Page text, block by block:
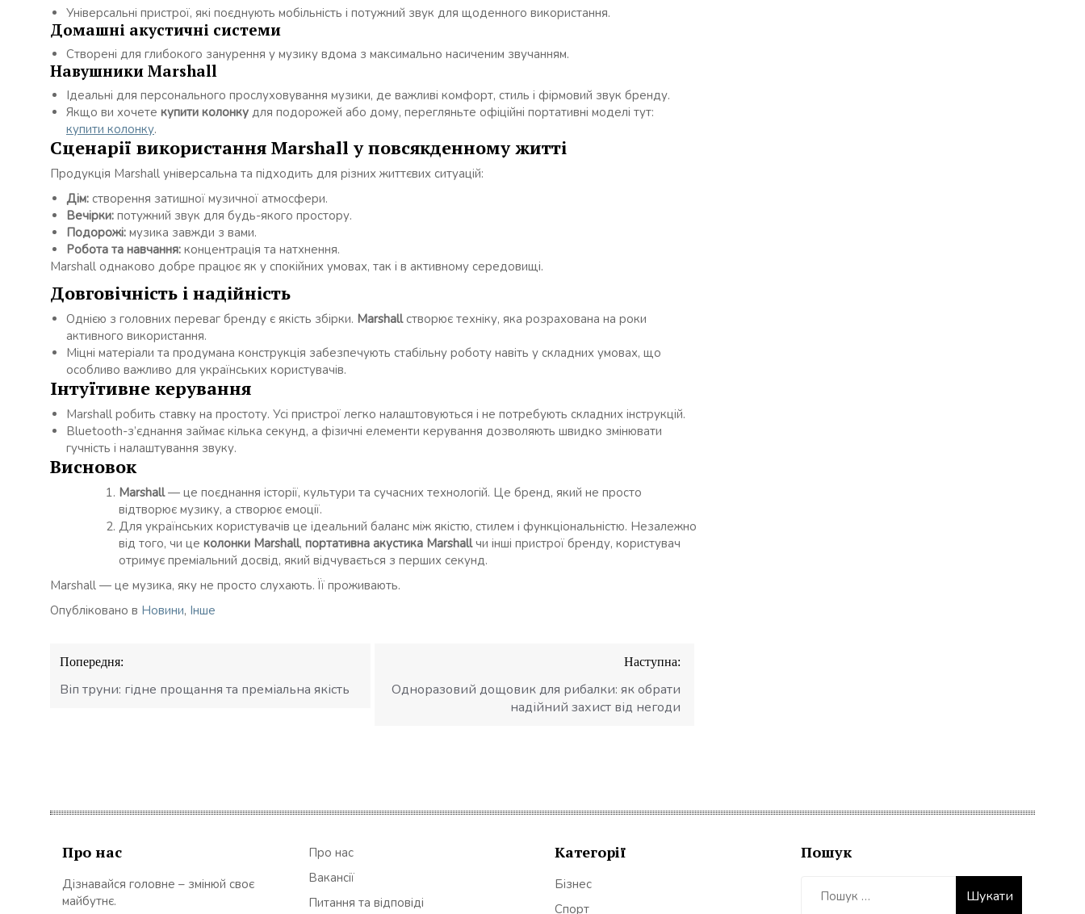
Універсальні пристрої, які поєднують мобільність і потужний звук для щоденного використання.
Домашні акустичні системи
Створені для глибокого занурення у музику вдома з максимально насиченим звучанням.
Навушники Marshall
Ідеальні для персонального прослуховування музики, де важливі комфорт, стиль і фірмовий звук бренду.
Якщо ви хочете купити колонку для подорожей або дому, перегляньте офіційні портативні моделі тут:
купити колонку.
Сценарії використання Marshall у повсякденному житті
Продукція Marshall універсальна та підходить для різних життєвих ситуацій:
Дім: створення затишної музичної атмосфери.
Вечірки: потужний звук для будь-якого простору.
Подорожі: музика завжди з вами.
Робота та навчання: концентрація та натхнення.
Marshall однаково добре працює як у спокійних умовах, так і в активному середовищі.
Довговічність і надійність
Однією з головних переваг бренду є якість збірки. Marshallстворює техніку, яка розрахована на роки
активного використання.
Міцні матеріали та продумана конструкція забезпечують стабільну роботу навіть у складних умовах, що
особливо важливо для українських користувачів.
Інтуїтивне керування
Marshall робить ставку на простоту. Усі пристрої легко налаштовуються і не потребують складних інструкцій.
Bluetooth-з’єднання займає кілька секунд, а фізичні елементи керування дозволяють швидко змінювати
гучність і налаштування звуку.
Висновок
Marshall— це поєднання історії, культури та сучасних технологій. Це бренд, який не просто
відтворює музику, а створює емоції.
Для українських користувачів це ідеальний баланс між якістю, стилем і функціональністю. Незалежно
від того, чи це колонки Marshall, портативна акустика Marshallчи інші пристрої бренду, користувач
отримує преміальний досвід, який відчувається з перших секунд.
Marshall — це музика, яку не просто слухають. Її проживають.
Опубліковано в Новини, Інше
Навігація
записів
Попередня:
Віп труни: гідне прощання та преміальна якість
Наступна:
Одноразовий дощовик для рибалки: як обрати
надійний захист від негоди
Про нас
Дізнавайся головне – змінюй своє
майбутнє.
Про нас
Вакансії
Питання та відповіді
Категорії
Бізнес
Спорт
Пошук